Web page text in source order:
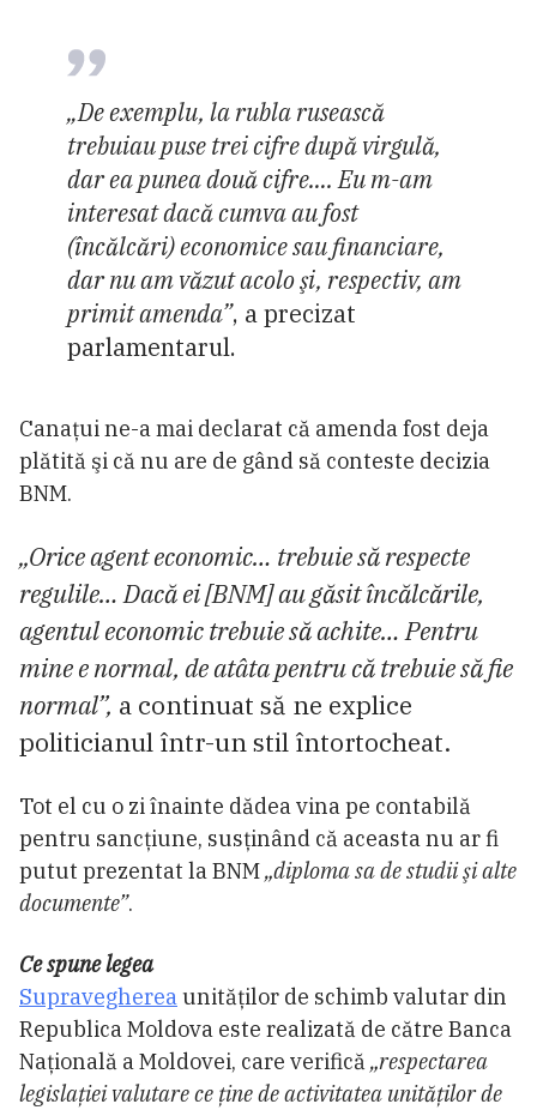
„De exemplu, la rubla rusească
trebuiau puse trei cifre după virgulă,
dar ea punea două cifre…. Eu m-am
interesat dacă cumva au fost
(încălcări) economice sau financiare,
dar nu am văzut acolo şi, respectiv, am
primit amenda”, a precizat
parlamentarul.
Canaţui ne-a mai declarat că amenda fost deja
plătită şi că nu are de gând să conteste decizia
BNM.
„Orice agent economic… trebuie să respecte
regulile… Dacă ei [BNM] au găsit încălcările,
agentul economic trebuie să achite… Pentru
mine e normal, de atâta pentru că trebuie să fie
normal”, a continuat să ne explice
politicianul într-un stil întortocheat.
Tot el cu o zi înainte dădea vina pe contabilă
pentru sancţiune, susținând că aceasta nu ar fi
putut prezentat la BNM„diploma sa de studii şi alte
documente”.
Ce spune legea
Supraveghereaunităților de schimb valutar din
Republica Moldova este realizată de către Banca
Națională a Moldovei, care verifică„respectarea
legislației valutare ce ține de activitatea unităților de